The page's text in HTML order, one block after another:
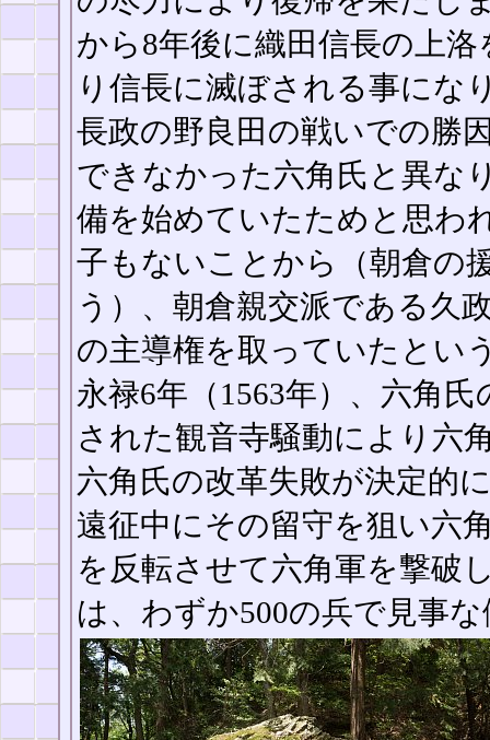
から8年後に織田信長の上
り信長に滅ぼされる事にな
長政の野良田の戦いでの勝
できなかった六角氏と異な
備を始めていたためと思わ
子もないことから（朝倉の
う）、朝倉親交派である久
の主導権を取っていたとい
永禄6年（1563年）、六角
された観音寺騒動により六
六角氏の改革失敗が決定的
遠征中にその留守を狙い六
を反転させて六角軍を撃破
は、わずか500の兵で見事